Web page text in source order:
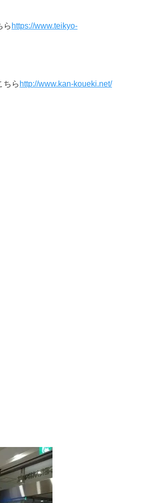
ら https://www.teikyo-
ちら http://www.kan-koueki.net/